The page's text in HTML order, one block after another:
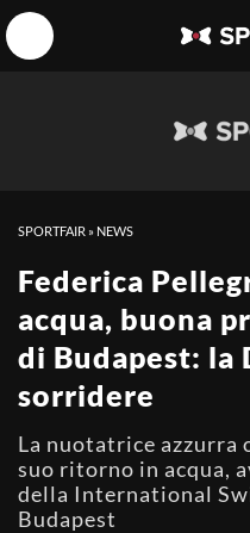
SPORTFAIR » NEWS
Federica
acqua, buona
di Budapest: la
sorridere
La nuotatrice
suo ritorno in acqua,
della International
Budapest